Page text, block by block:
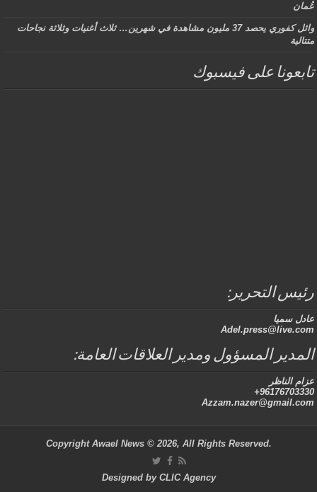
عُمان
وائل كفوري يحصد 37 مليون مشاهدة في شهرين… ثلاث أغنيات وثلاثة نجاحات
متتالية
تابعونا على فيسبوك
رئيس التحرير:
عادل سميا
Adel.press@live.com
المدير المسؤول ومدير العلاقات العامة:
عزام الناظر
96176703330+
Azzam.nazer@gmail.com
.Copyright Awael News © 2026, All Rights Reserved
Designed by CLIC Agency